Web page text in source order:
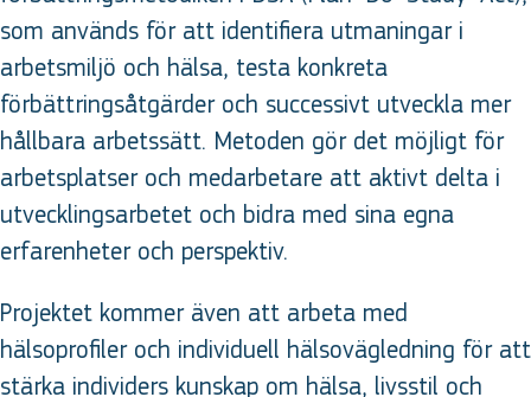
som används för att identifiera utmaningar i
arbetsmiljö och hälsa, testa konkreta
förbättringsåtgärder och successivt utveckla mer
hållbara arbetssätt. Metoden gör det möjligt för
arbetsplatser och medarbetare att aktivt delta i
utvecklingsarbetet och bidra med sina egna
erfarenheter och perspektiv.
Projektet kommer även att arbeta med
hälsoprofiler och individuell hälsovägledning för att
stärka individers kunskap om hälsa, livsstil och